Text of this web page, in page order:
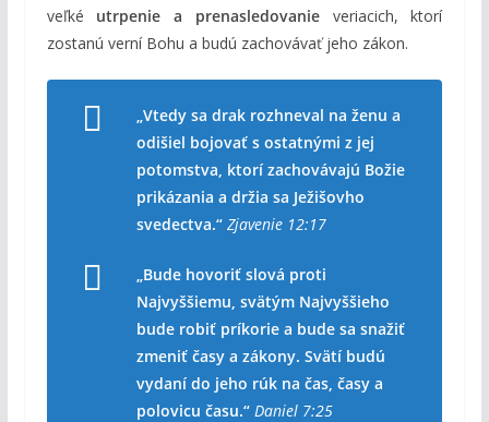
veľké utrpenie a prenasledovanieveriacich, ktorí
zostanú verní Bohu a budú zachovávať jeho zákon.
„Vtedy sa drak rozhneval na ženu a
odišiel bojovať s ostatnými z jej
potomstva, ktorí zachovávajú Božie
prikázania a držia sa Ježišovho
svedectva.“ Zjavenie 12:17
„Bude hovoriť slová proti
Najvyššiemu, svätým Najvyššieho
bude robiť príkorie a bude sa snažiť
zmeniť časy a zákony. Svätí budú
vydaní do jeho rúk na čas, časy a
polovicu času.“ Daniel 7:25